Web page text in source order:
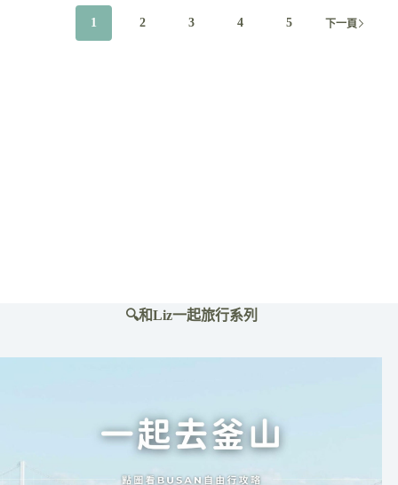
骨
店」
獄
豚
拉
白
豚
骨
拉
1 2 3 4 5 下一頁
🔍和Liz一起旅行系列